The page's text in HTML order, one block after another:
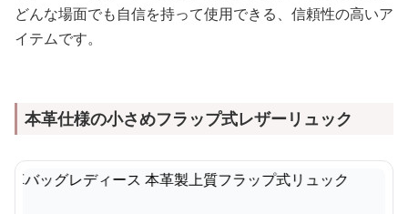
どんな場面でも自信を持って使用できる、信頼性の高いア
イテムです。
本革仕様の小さめフラップ式レザーリュック